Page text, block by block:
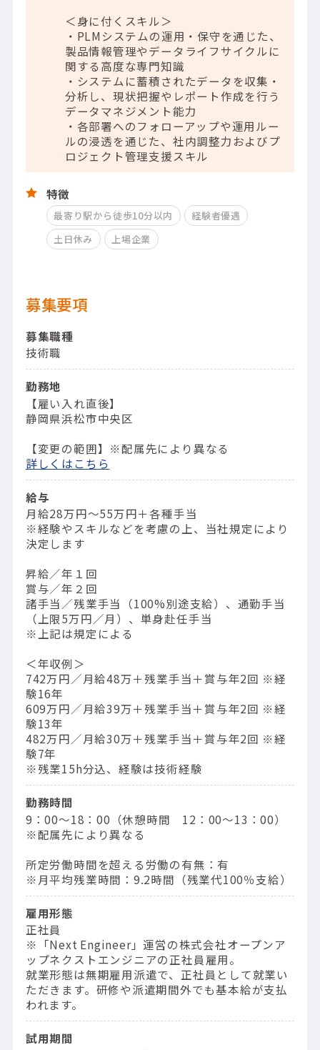
＜身に付くスキル＞
・PLMシステムの運用・保守を通じた、
製品情報管理やデータライフサイクルに
関する高度な専門知識
・システムに蓄積されたデータを収集・
分析し、現状把握やレポート作成を行う
データマネジメント能力
・各部署へのフォローアップや運用ルー
ルの浸透を通じた、社内調整力およびプ
ロジェクト管理支援スキル
特徴
最寄り駅から徒歩10分以内
経験者優遇
土日休み
上場企業
募集要項
募集職種
技術職
勤務地
【雇い入れ直後】
静岡県浜松市中央区
【変更の範囲】※配属先により異なる
詳しくはこちら
給与
月給28万円～55万円＋各種手当
※経験やスキルなどを考慮の上、当社規定により
決定します
昇給／年１回
賞与／年２回
諸手当／残業手当（100%別途支給）、通勤手当
（上限5万円／月）、単身赴任手当
※上記は規定による
＜年収例＞
742万円／⽉給48万＋残業⼿当＋賞与年2回 ※経
験16年
609万円／⽉給39万＋残業⼿当＋賞与年2回 ※経
験13年
482万円／⽉給30万＋残業⼿当＋賞与年2回 ※経
験7年
※残業15h分込、経験は技術経験
勤務時間
9：00〜18：00（休憩時間 12：00〜13：00）
※配属先により異なる
所定労働時間を超える労働の有無：有
※月平均残業時間：9.2時間（残業代100％支給）
雇用形態
正社員
※「Next Engineer」運営の株式会社オープンア
ップネクストエンジニアの正社員雇用。
就業形態は無期雇用派遣で、正社員として就業い
ただきます。研修や派遣期間外でも基本給が支払
われます。
試用期間